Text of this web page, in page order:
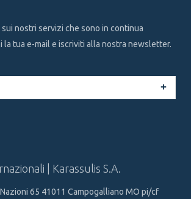
sui nostri servizi che sono in continua
la tua e-mail e iscriviti alla nostra newsletter.
| Karassulis S.A.
65 41011 Campogalliano MO pi/cf